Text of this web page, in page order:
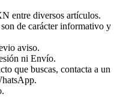
entre diversos artículos.
de carácter informativo y
aviso.
ni Envío.
que buscas, contacta a un